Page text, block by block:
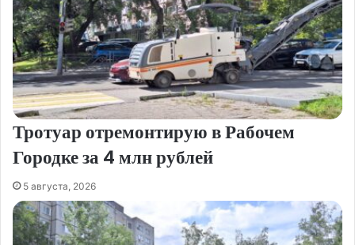
Тротуар отремонтирую в Рабочем
Городке за 4 млн рублей
5 августа, 2026